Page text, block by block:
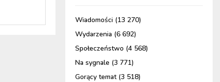
Wiadomości (13 270)
Wydarzenia (6 692)
Społeczeństwo (4 568)
Na sygnale (3 771)
Gorący temat(3 518)